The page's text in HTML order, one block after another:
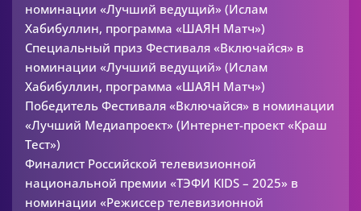
номинации «Лучший ведущий» (Ислам
Хабибуллин, программа «ШАЯН Матч»)
Специальный приз Фестиваля «Включайся» в
номинации «Лучший ведущий» (Ислам
Хабибуллин, программа «ШАЯН Матч»)
Победитель Фестиваля «Включайся» в номинации
«Лучший Медиапроект» (Интернет-проект «Краш
Тест»)
Финалист Российской телевизионной
национальной премии «ТЭФИ KIDS – 2025» в
номинации «Режиссер телевизионной